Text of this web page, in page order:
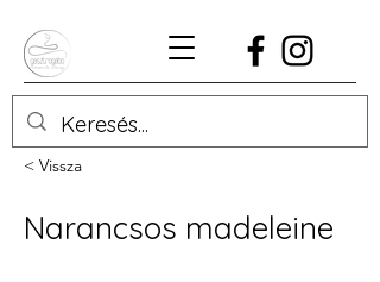
< Vissza
Narancsos madeleine